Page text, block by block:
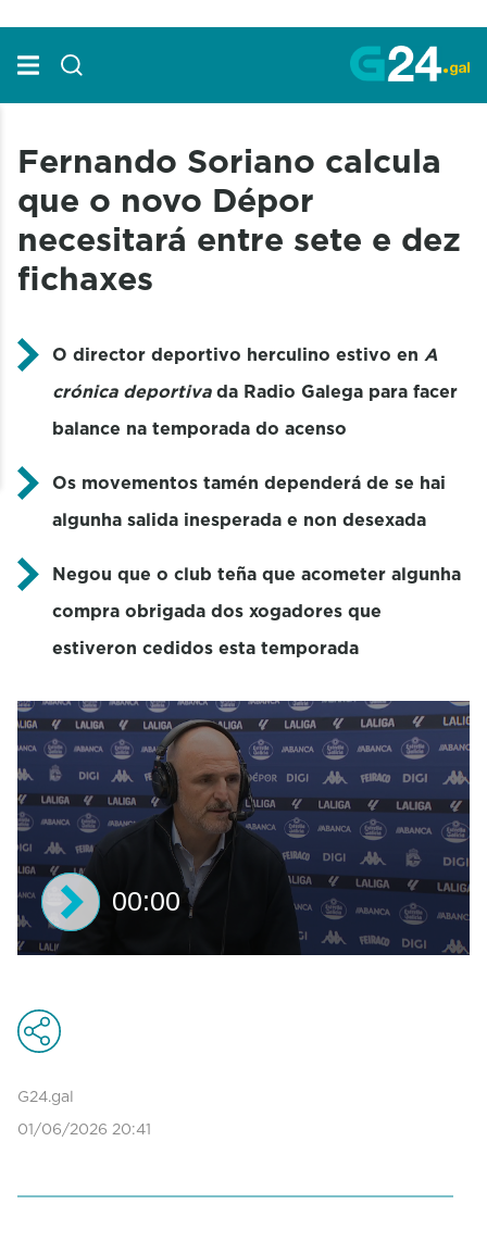
Fernando Soriano calcula
que o novo Dépor
necesitará entre sete e dez
fichaxes
O director deportivo herculino estivo en A
crónica deportivada Radio Galega para facer
balance na temporada do acenso
Os movementos tamén dependerá de se hai
algunha salida inesperada e non desexada
Negou que o club teña que acometer algunha
compra obrigada dos xogadores que
estiveron cedidos esta temporada
c
o
d
o
s
00:00
G24.gal
01/06/2026 20:41